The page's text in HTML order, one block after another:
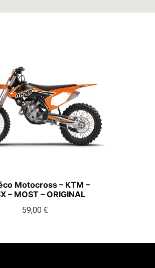
Motocross – KTM –
– MOST – ORIGINAL
59,00 €